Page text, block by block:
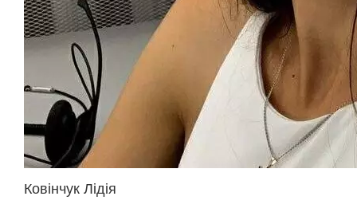
Ковінчук Лідія